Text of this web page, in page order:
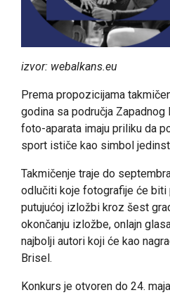
izvor: webalkans.eu
Prema propozicijama
godina sa područja Zapadnog
foto-aparata imaju priliku da
sport ističe kao simbol
Takmičenje traje do
odlučiti koje fotografije će biti
putujućoj izložbi kroz šest
okončanju izložbe, onlajn
najbolji autori koji će kao
Brisel.
Konkurs je otvoren do 24.